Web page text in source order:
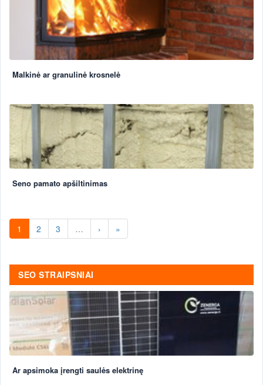
Malkinė ar granulinė krosnelė
Seno pamato apšiltinimas
1 2 3 … › »
SEO STRAIPSNIAI
Ar apsimoka įrengti saulės elektrinę